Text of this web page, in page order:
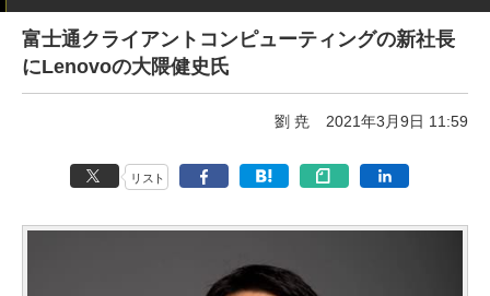
富士通クライアントコンピューティングの新社長
にLenovoの大隈健史氏
劉 尭 2021年3月9日 11:59
リスト